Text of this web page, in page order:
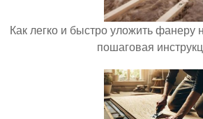
Как легко и быстро уложить фанеру
пошаговая